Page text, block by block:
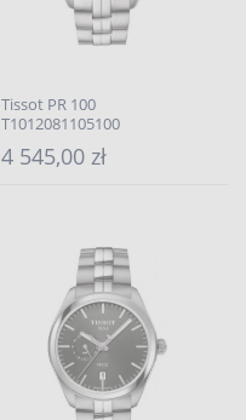
Tissot PR 100
T1012081105100
4 545,00 zł